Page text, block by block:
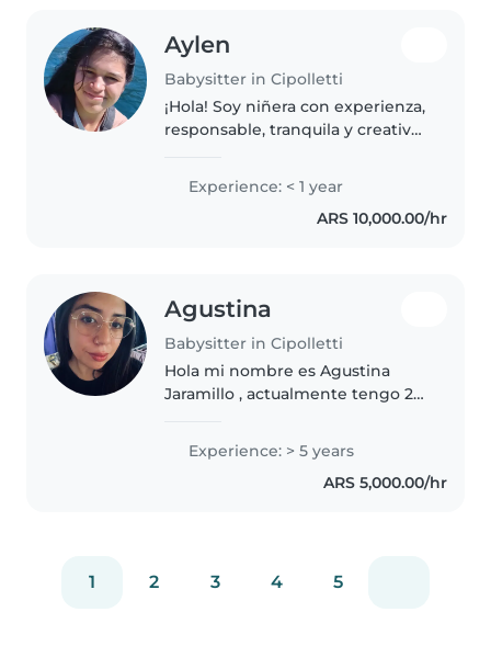
Aylen
Babysitter in Cipolletti
¡Hola! Soy niñera con experienza,
responsable, tranquila y creativa.
de nivel inicial y me encanta
trabajar con niños de todas las
edades. Puedo leer..
Experience: < 1 year
ARS 10,000.00/hr
Agustina
Babysitter in Cipolletti
Hola mi nombre es Agustina
Jaramillo , actualmente tengo 23
Niños desde 3 meses hasta 12
años. Con mucha predisposición
y ganas de seguir aprendiendo...
Experience: > 5 years
ARS 5,000.00/hr
1 2 3 4 5